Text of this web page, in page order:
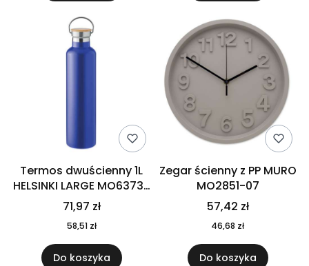
Termos dwuścienny 1L
HELSINKI LARGE MO6373-
04
71,97 zł
58,51 zł
Do koszyka
Zegar ścienny z PP MURO
MO2851-07
57,42 zł
46,68 zł
Do koszyka